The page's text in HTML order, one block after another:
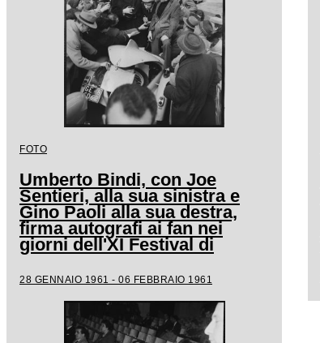
FOTO
Umberto Bindi, con Joe
Sentieri, alla sua sinistra e
Gino Paoli alla sua destra,
firma autografi ai fan nei
giorni dell'XI Festival di
Sanremo
28 GENNAIO 1961 - 06 FEBBRAIO 1961